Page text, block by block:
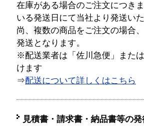
在庫がある場合のご注文につき
いる発送日にて当社より発送い
尚、複数の商品をご注文の場合
発送となります。
※配送業者は「佐川急便」また
けます
⇒配送について詳しくはこちら
見積書・請求書・納品書等の